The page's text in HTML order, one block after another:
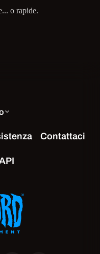
o rapide.